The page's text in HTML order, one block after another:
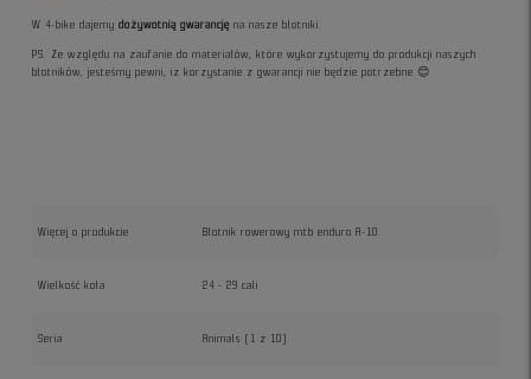
W 4-bike dajemydożywotnią gwarancję na nasze błotniki.
PS. Ze względu na zaufanie do materiałów, które wykorzystujemy do produkcji naszych
błotników, jesteśmy pewni, iż korzystanie z gwarancji nie będzie potrzebne 😊
Więcej o produkcie Błotnik rowerowy mtb enduro A-10
Wielkość koła 24 - 29 cali
Seria Animals (1 z 10)